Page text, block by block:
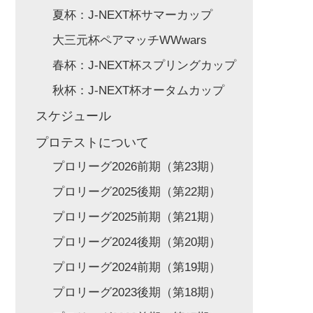
夏杯：J-NEXT杯サマーカップ
大三元杯ペアマッチWWwars
春杯：J-NEXT杯スプリングカップ
秋杯：J-NEXT杯オータムカップ
スケジュール
プロテストについて
プロリーグ2026前期（第23期）
プロリーグ2025後期（第22期）
プロリーグ2025前期（第21期）
プロリーグ2024後期（第20期）
プロリーグ2024前期（第19期）
プロリーグ2023後期（第18期）